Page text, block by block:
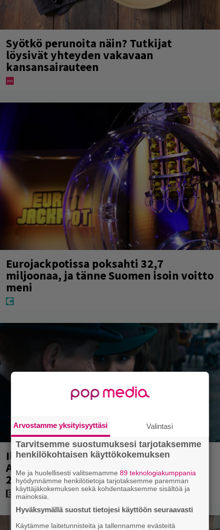
Syötkö perunoita näin? Tutkijat
löysivät yhteyden vakavaan
kansansairauteen
Eurojackpotissa poksahti 32,7
miljoonaa, ja tänne Suomen isoin voitto
meni
Illalla tv:ssä: Perinteinen dekkari
Agatha Christien hengessä – vuoden
2023 leffa tarjoaa murhamysteerin
Arvostamme yksityisyyttäsi Valintasi
Tarvitsemme suostumuksesi tarjotaksemme
henkilökohtaisen käyttökokemuksen
Me ja huolellisesti valitsemamme89 teknologiakumppania
hyödynnämme henkilötietoja tarjotaksemme paremman
käyttäjäkokemuksen sekä kohdentaaksemme sisältöä ja
mainoksia.
Hyväksymällä suostut tietojesi käyttöön seuraavasti
Käytämme laitetunnisteita ja tallennamme evästeitä